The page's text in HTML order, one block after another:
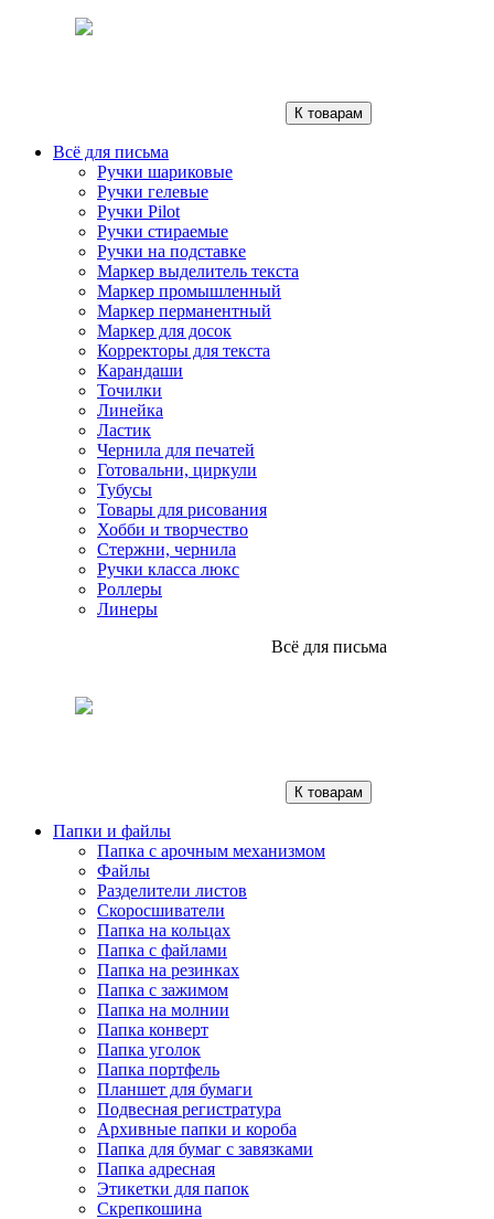
К товарам
Всё для письма
Ручки шариковые
Ручки гелевые
Ручки Pilot
Ручки стираемые
Ручки на подставке
Маркер выделитель текста
Маркер промышленный
Маркер перманентный
Маркер для досок
Корректоры для текста
Карандаши
Точилки
Линейка
Ластик
Чернила для печатей
Готовальни, циркули
Тубусы
Товары для рисования
Хобби и творчество
Стержни, чернила
Ручки класса люкс
Роллеры
Линеры
Всё для письма
К товарам
Папки и файлы
Папка с арочным механизмом
Файлы
Разделители листов
Скоросшиватели
Папка на кольцах
Папка с файлами
Папка на резинках
Папка с зажимом
Папка на молнии
Папка конверт
Папка уголок
Папка портфель
Планшет для бумаги
Подвесная регистратура
Архивные папки и короба
Папка для бумаг с завязками
Папка адресная
Этикетки для папок
Скрепкошина